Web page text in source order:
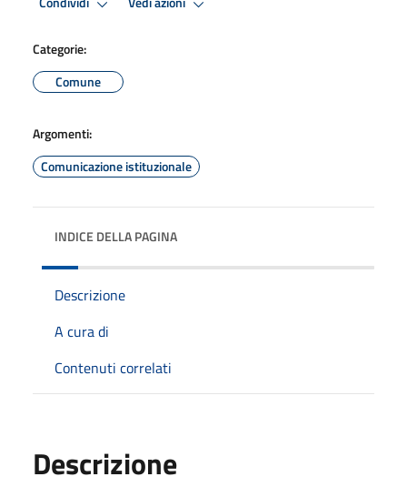
Categorie:
Comune
Argomenti:
Comunicazione istituzionale
INDICE DELLA PAGINA
Descrizione
A cura di
Contenuti correlati
Descrizione